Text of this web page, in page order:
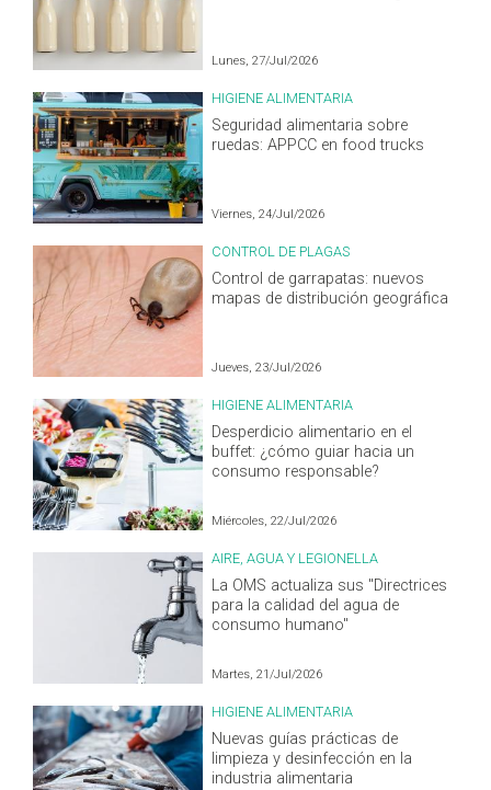
Lunes, 27/Jul/2026
HIGIENE ALIMENTARIA
Seguridad alimentaria sobre
ruedas: APPCC en food trucks
Viernes, 24/Jul/2026
CONTROL DE PLAGAS
Control de garrapatas: nuevos
mapas de distribución geográfica
Jueves, 23/Jul/2026
HIGIENE ALIMENTARIA
Desperdicio alimentario en el
buffet: ¿cómo guiar hacia un
consumo responsable?
Miércoles, 22/Jul/2026
AIRE, AGUA Y LEGIONELLA
La OMS actualiza sus "Directrices
para la calidad del agua de
consumo humano"
Martes, 21/Jul/2026
HIGIENE ALIMENTARIA
Nuevas guías prácticas de
limpieza y desinfección en la
industria alimentaria